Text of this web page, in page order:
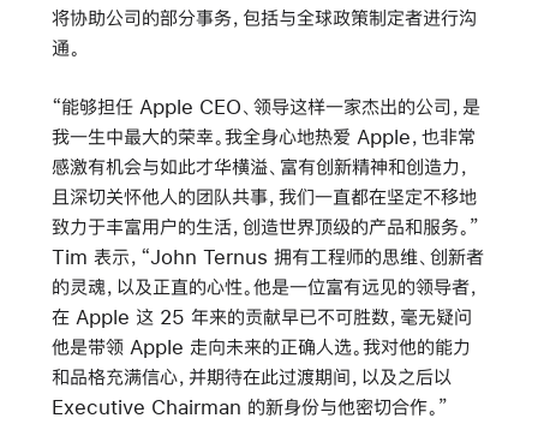
将协助公司的部分事务，包括与全球政策制定者进行沟
通。
“能够担任 Apple CEO、领导这样一家杰出的公司，是
我一生中最大的荣幸。我全身心地热爱 Apple，也非常
感激有机会与如此才华横溢、富有创新精神和创造力，
且深切关怀他人的团队共事，我们一直都在坚定不移地
致力于丰富用户的生活，创造世界顶级的产品和服务。”
Tim 表示，“John Ternus 拥有工程师的思维、创新者
的灵魂，以及正直的心性。他是一位富有远见的领导者，
在 Apple 这 25 年来的贡献早已不可胜数，毫无疑问
他是带领 Apple 走向未来的正确人选。我对他的能力
和品格充满信心，并期待在此过渡期间，以及之后以
Executive Chairman 的新身份与他密切合作。”